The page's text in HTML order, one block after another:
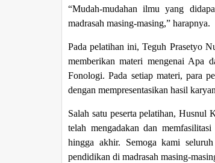
“Mudah-mudahan ilmu yang
madrasah masing-masing,” harapnya.
Pada pelatihan ini, Teguh Prasetyo
memberikan materi mengenai Apa
Fonologi. Pada setiap materi, para
dengan mempresentasikan hasil
Salah satu peserta pelatihan, Husnul
telah mengadakan dan
hingga akhir. Semoga kami
pendidikan di madrasah masing-